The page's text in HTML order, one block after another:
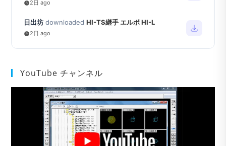
2日 ago
日出坊 downloaded HI-TS継手 エルボ HI-L
2日 ago
YouTube チャンネル